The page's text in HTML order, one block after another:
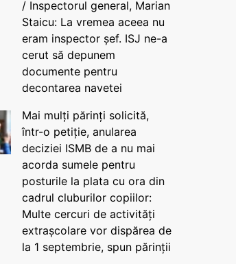
/ Inspectorul general, Marian
Staicu: La vremea aceea nu
eram inspector șef. ISJ ne-a
cerut să depunem
documente pentru
decontarea navetei
Mai mulți părinți solicită,
într-o petiție, anularea
deciziei ISMB de a nu mai
acorda sumele pentru
posturile la plata cu ora din
cadrul cluburilor copiilor:
Multe cercuri de activități
extrașcolare vor dispărea de
la 1 septembrie, spun părinții